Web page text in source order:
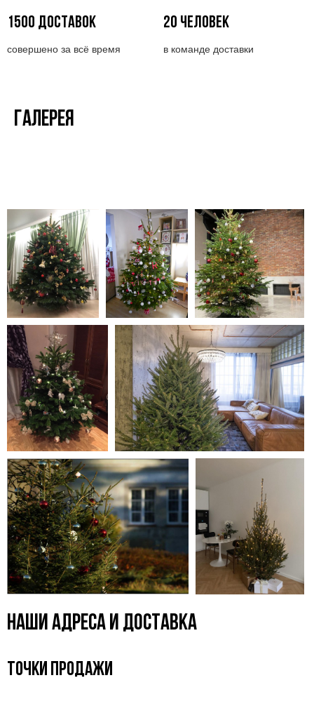
1500 ДОСТАВОК
совершено за всё время
20 ЧЕЛОВЕК
в команде доставки
ГАЛЕРЕЯ
НАШИ АДРЕСА И ДОСТАВКА
ТОЧКИ ПРОДАЖИ